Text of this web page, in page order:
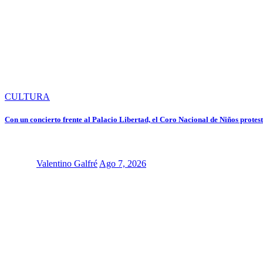
CULTURA
Con un concierto frente al Palacio Libertad, el Coro Nacional de Niños
Valentino GalfréAgo 7, 2026